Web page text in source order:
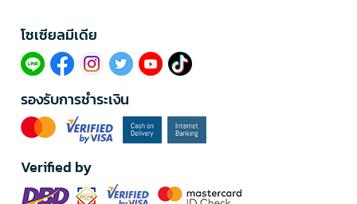
โซเซียลมีเดีย​
รองรับการชำระเงิน
Verified by